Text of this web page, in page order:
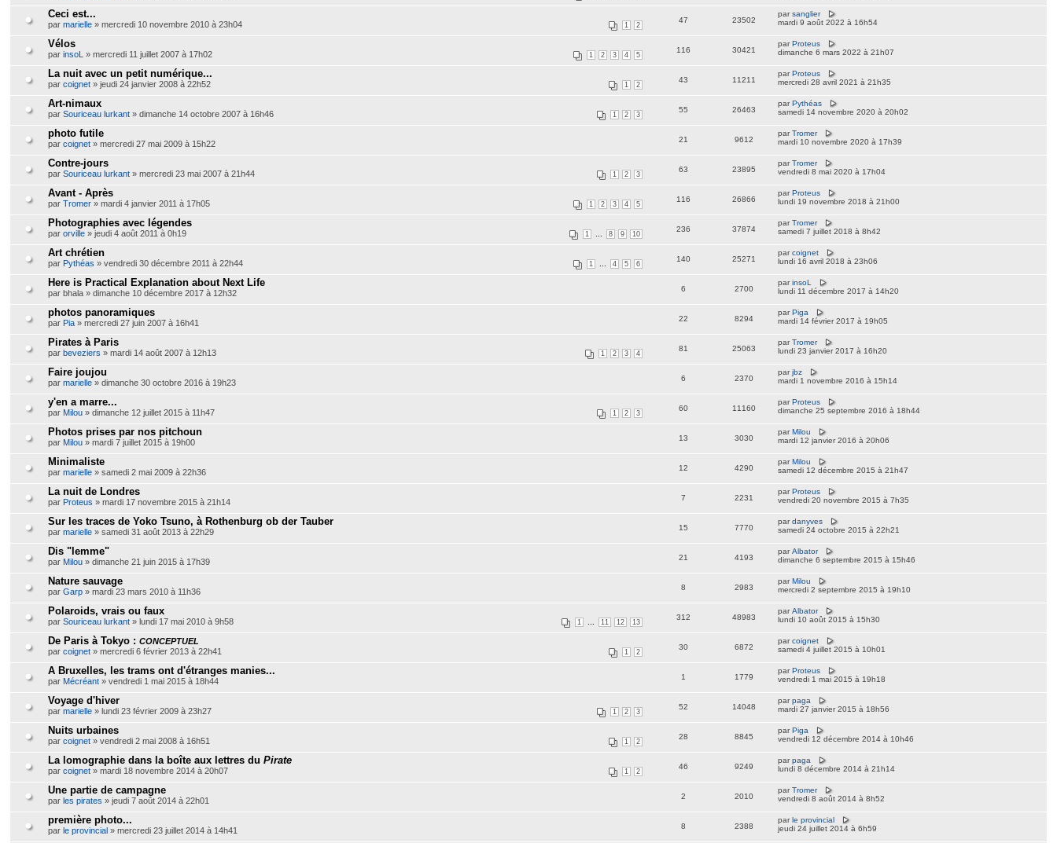
Ceci est...
1 2
par marielle » mercredi 10 novembre 2010 à 23h04 47 23502
parsanglier
mardi 9 août 2022 à 16h54
Vélos
1 2 3 4 5
par insoL » mercredi 11 juillet 2007 à 17h02 116 30421
parProteus
dimanche 6 mars 2022 à 21h07
La nuit avec un petit numérique...
1 2
par coignet » jeudi 24 janvier 2008 à 22h52 43 11211
parProteus
mercredi 28 avril 2021 à 21h35
Art-nimaux
1 2 3
par Souriceau lurkant » dimanche 14 octobre 2007 à 16h46 55 26463
parPythéas
samedi 14 novembre 2020 à 20h02
photo futile
par coignet » mercredi 27 mai 2009 à 15h22 21 9612
parTromer
mardi 10 novembre 2020 à 17h39
Contre-jours
1 2 3
par Souriceau lurkant » mercredi 23 mai 2007 à 21h44 63 23895
parTromer
vendredi 8 mai 2020 à 17h04
Avant - Après
1 2 3 4 5
par Tromer » mardi 4 janvier 2011 à 17h05 116 26866
parProteus
lundi 19 novembre 2018 à 21h00
Photographies avec légendes
1 8 9 10
par orville » jeudi 4 août 2011 à 0h19 236 37874
parTromer
samedi 7 juillet 2018 à 8h42
Art chrétien
1 4 5 6
par Pythéas » vendredi 30 décembre 2011 à 22h44 140 25271
parcoignet
lundi 16 avril 2018 à 23h06
Here is Practical Explanation about Next Life
par bhala » dimanche 10 décembre 2017 à 12h32 6 2700
parinsoL
lundi 11 décembre 2017 à 14h20
photos panoramiques
par Pia » mercredi 27 juin 2007 à 16h41 22 8294
parPiga
mardi 14 février 2017 à 19h05
Pirates à Paris
1 2 3 4
par beveziers » mardi 14 août 2007 à 12h13 81 25063
parTromer
lundi 23 janvier 2017 à 16h20
Faire joujou
par marielle » dimanche 30 octobre 2016 à 19h23 6 2370
parjbz
mardi 1 novembre 2016 à 15h14
y'en a marre...
1 2 3
par Milou » dimanche 12 juillet 2015 à 11h47 60 11160
parProteus
dimanche 25 septembre 2016 à 18h44
Photos prises par nos pitchoun
par Milou » mardi 7 juillet 2015 à 19h00 13 3030
parMilou
mardi 12 janvier 2016 à 20h06
Minimaliste
par marielle » samedi 2 mai 2009 à 22h36 12 4290
parMilou
samedi 12 décembre 2015 à 21h47
La nuit de Londres
par Proteus » mardi 17 novembre 2015 à 21h14 7 2231
parProteus
vendredi 20 novembre 2015 à 7h35
Sur les traces de Yoko Tsuno, à Rothenburg ob der Tauber
par marielle » samedi 31 août 2013 à 22h29 15 7770
pardanyves
samedi 24 octobre 2015 à 22h21
Dis "lemme"
par Milou » dimanche 21 juin 2015 à 17h39 21 4193
parAlbator
dimanche 6 septembre 2015 à 15h46
Nature sauvage
par Garp » mardi 23 mars 2010 à 11h36 8 2983
parMilou
mercredi 2 septembre 2015 à 19h10
Polaroids, vrais ou faux
1 11 12 13
par Souriceau lurkant » lundi 17 mai 2010 à 9h58 312 48983
parAlbator
lundi 10 août 2015 à 15h30
De Paris à Tokyo : CONCEPTUEL
1 2
par coignet » mercredi 6 février 2013 à 22h41 30 6872
parcoignet
samedi 4 juillet 2015 à 10h01
A Bruxelles, les trams ont d'étranges manies...
par Mécréant » vendredi 1 mai 2015 à 18h44 1 1779
parProteus
vendredi 1 mai 2015 à 19h18
Voyage d'hiver
1 2 3
par marielle » lundi 23 février 2009 à 23h27 52 14048
parpaga
mardi 27 janvier 2015 à 18h56
Nuits urbaines
1 2
par coignet » vendredi 2 mai 2008 à 16h51 28 8845
parPiga
vendredi 12 décembre 2014 à 10h46
La lomographie dans la boîte aux lettres du Pirate
1 2
par coignet » mardi 18 novembre 2014 à 20h07 46 9249
parpaga
lundi 8 décembre 2014 à 21h14
Une partie de campagne
par les pirates » jeudi 7 août 2014 à 22h01 2 2010
parTromer
vendredi 8 août 2014 à 8h52
première photo...
par le provincial » mercredi 23 juillet 2014 à 14h41 8 2388
parle provincial
jeudi 24 juillet 2014 à 6h59